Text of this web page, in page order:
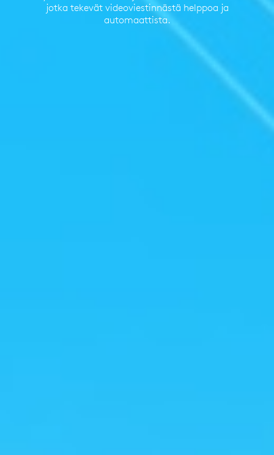
jotka tekevät videoviestinnästä helppoa ja
automaattista.